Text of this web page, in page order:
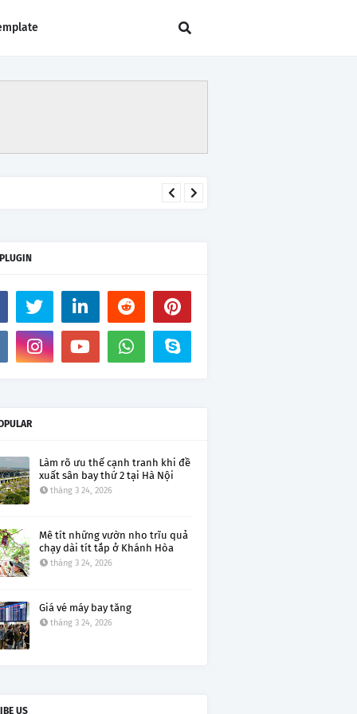
Làm rõ ưu thế cạnh tranh khi đề
xuất sân bay thứ 2 tại Hà Nội
tháng 3 24, 2026
Mê tít những vườn nho trĩu quả
chạy dài tít tắp ở Khánh Hòa
tháng 3 24, 2026
Giá vé máy bay tăng
tháng 3 24, 2026
US